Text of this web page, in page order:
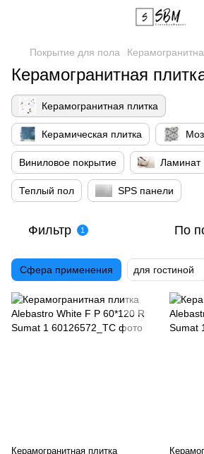
Покрытие для пола
Керамогранитная
Керамогранитная плитка
Керамическая плитка
Виниловое покрытие Ламинат
Теплый пол SPS панели
Фильтр 1 По
Сфера применения для гостиной
Керамогранитная плитка